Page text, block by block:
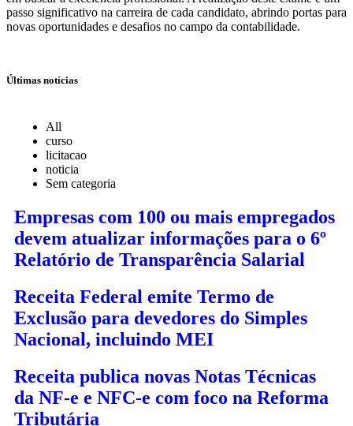
passo significativo na carreira de cada candidato, abrindo portas para
novas oportunidades e desafios no campo da contabilidade.
Últimas notícias
All
curso
licitacao
noticia
Sem categoria
Empresas com 100 ou mais empregados
devem atualizar informações para o 6º
Relatório de Transparência Salarial
Receita Federal emite Termo de
Exclusão para devedores do Simples
Nacional, incluindo MEI
Receita publica novas Notas Técnicas
da NF-e e NFC-e com foco na Reforma
Tributária